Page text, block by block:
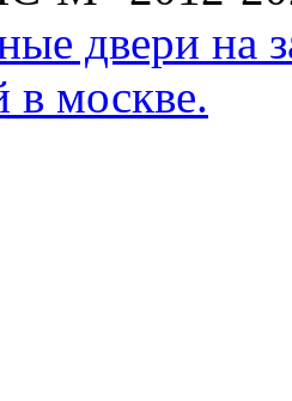
двери на
в москве.